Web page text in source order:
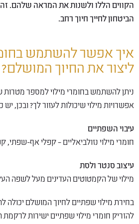
הקווים הללו ולשנות את המראה שלהם. זה
הביטחון לחייך חיוך רחב.
איך אפשר להשתמש
ליצור את החיוך המושלם?
ניתן להשתמש בחומרי מילוי למספר מטרות
אפשרויות מילוי שיכולות לעזור לך? ובכן, יש
עיבוי השפתיים
חומרי מילוי נזולביאליים – קפלי אף-שפתי,
עיצוב סנטר ולסת
מילוי של הקמטוטים העדינים מעל לשפה
בחירת מילוי שפתיים לחיוך המושלם יכולה
להזריק חומרי מילוי שפתיים ישירות